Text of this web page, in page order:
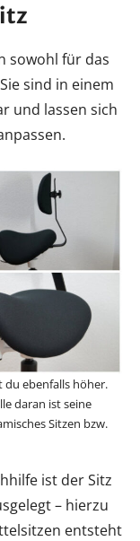
sowohl für das
sind in einem
und lassen sich
ebenfalls höher.
daran ist seine
Sitzen bzw.
ist der Sitz
– hierzu
entsteht